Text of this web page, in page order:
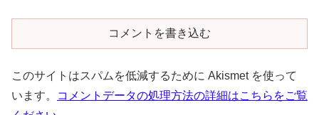
コメントを書き込む
このサイトはスパムを低減するために Akismet を使って
います。
コメントデータの処理方法の詳細はこちらをご覧